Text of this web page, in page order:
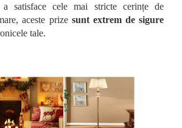
a satisface cele mai stricte cerințe de
aceste prize sunt extrem de sigure
tale.